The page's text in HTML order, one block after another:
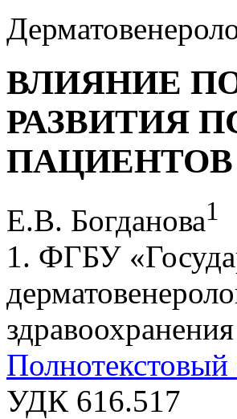
ВЛИЯНИЕ
РАЗВИТИЯ
Е.В. Богданова1
1. ФГБУ
УДК 616.517